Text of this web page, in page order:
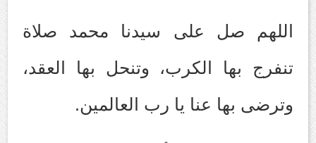
اللهم صل على سيدنا محمد صلاة
تنفرج بها الكرب، وتنحل بها العقد،
وترضى بها عنا يا رب العالمين.